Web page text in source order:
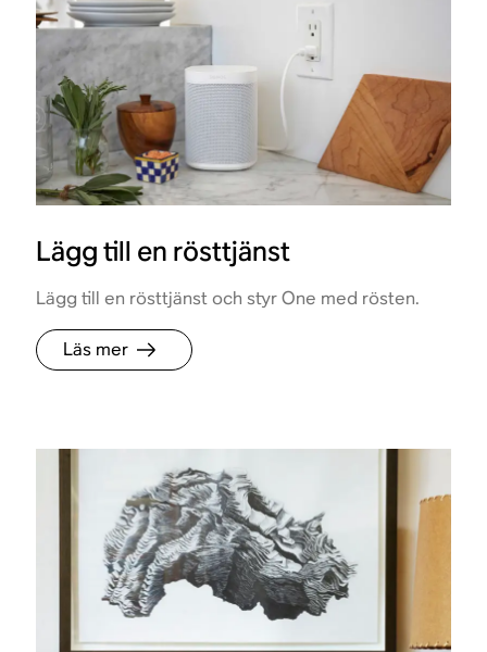
Lägg till en rösttjänst
Lägg till en rösttjänst och styr One med rösten.
Läs mer